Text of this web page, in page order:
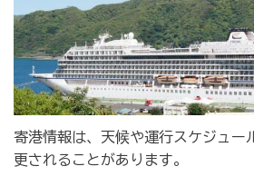
寄港情報は、天候や運行スケジュー
更されることがあります。